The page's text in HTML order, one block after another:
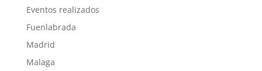
Eventos realizados
Fuenlabrada
Madrid
Malaga